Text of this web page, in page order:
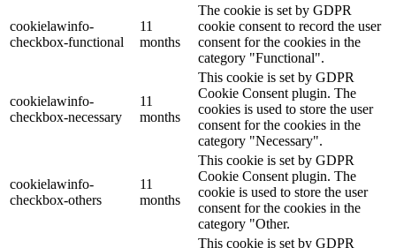
cookielawinfo-
checkbox-functional
11
months
The cookie is set by GDPR
cookie consent to record the user
consent for the cookies in the
category "Functional".
cookielawinfo-
checkbox-necessary
11
months
This cookie is set by GDPR
Cookie Consent plugin. The
cookies is used to store the user
consent for the cookies in the
category "Necessary".
cookielawinfo-
checkbox-others
11
months
This cookie is set by GDPR
Cookie Consent plugin. The
cookie is used to store the user
consent for the cookies in the
category "Other.
This cookie is set by GDPR